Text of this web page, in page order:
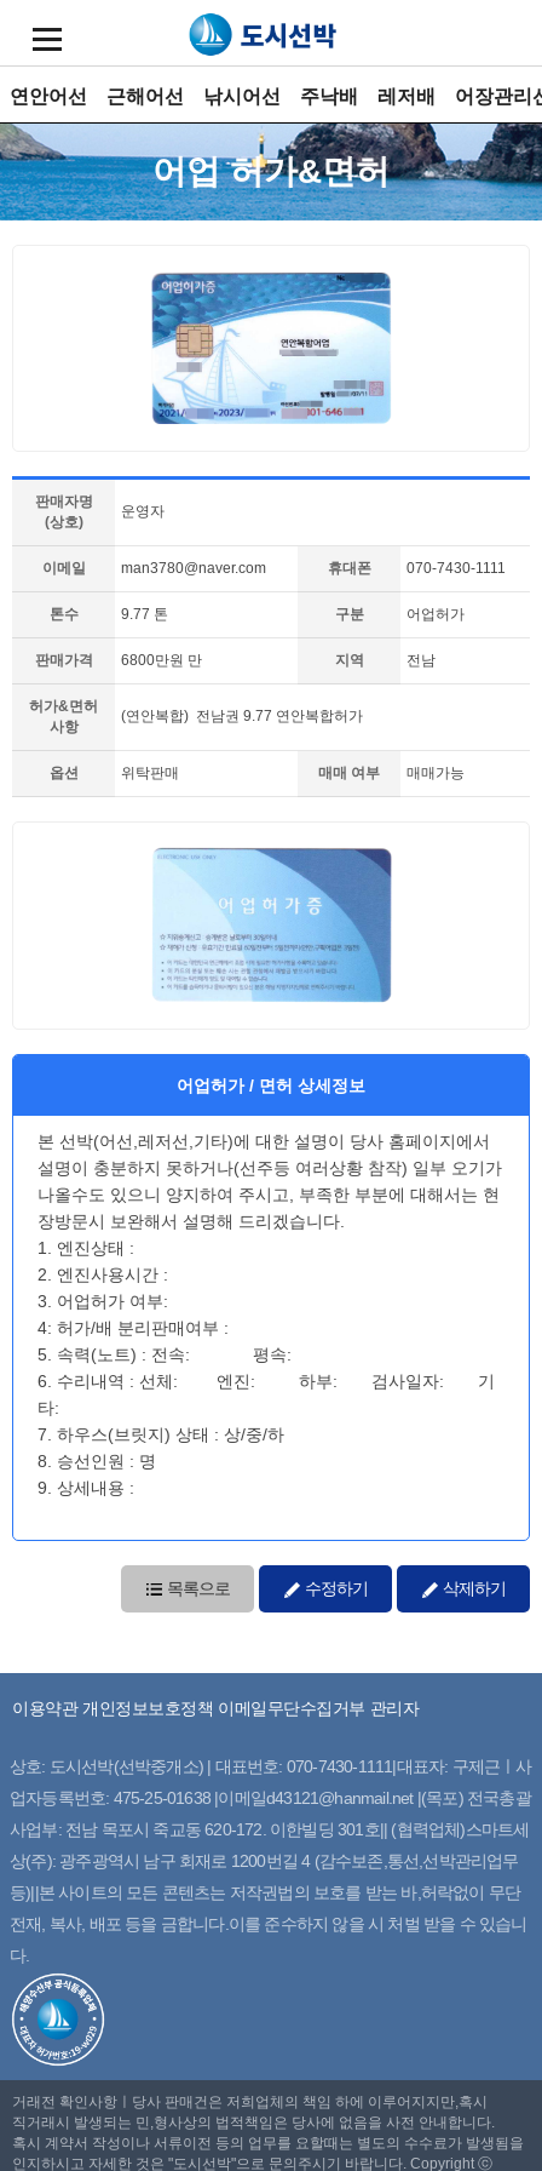
연안어선 근해어선 낚시어선 주낙배 레저배 어장관리
어업 허가&면허
판매자명
(상호)
운영자
이메일 man3780@naver.com 휴대폰 070-7430-1111
톤수 9.77 톤 구분 어업허가
판매가격 6800만원 만 지역 전남
허가&면허
사항
(연안복합) 전남권 9.77 연안복합허가
옵션 위탁판매 매매 여부 매매가능
어업허가 / 면허 상세정보
본 선박(어선,레저선,기타)에 대한 설명이 당사 홈페이지에서
설명이 충분하지 못하거나(선주등 여러상황 참작) 일부 오기가
나올수도 있으니 양지하여 주시고, 부족한 부분에 대해서는 현
장방문시 보완해서 설명해 드리겠습니다.
1. 엔진상태 :
2. 엔진사용시간 :
3. 어업허가 여부:
4: 허가/배 분리판매여부 :
5. 속력(노트) : 전속: 평속:
6. 수리내역 : 선체: 엔진: 하부: 검사일자: 기
타:
7. 하우스(브릿지) 상태 : 상/중/하
8. 승선인원 : 명
9. 상세내용 :
목록으로 수정하기 삭제하기
이용약관 개인정보보호정책 이메일무단수집거부 관리자
상호: 도시선박(선박중개소) | 대표번호: 070-7430-1111|대표자: 구제근ㅣ사
업자등록번호: 475-25-01638 |이메일d43121@hanmail.net |(목포) 전국총괄
사업부: 전남 목포시 죽교동 620-172. 이한빌딩 301호|| (협력업체)스마트세
상(주): 광주광역시 남구 회재로 1200번길 4 (감수보존,통선,선박관리업무
등)||본 사이트의 모든 콘텐츠는 저작권법의 보호를 받는 바,허락없이 무단
전재, 복사, 배포 등을 금합니다.이를 준수하지 않을 시 처벌 받을 수 있습니
다.
거래전 확인사항ㅣ당사 판매건은 저희업체의 책임 하에 이루어지지만,혹시
직거래시 발생되는 민,형사상의 법적책임은 당사에 없음을 사전 안내합니다.
혹시 계약서 작성이나 서류이전 등의 업무를 요할때는 별도의 수수료가 발생됨을
인지하시고 자세한 것은 "도시선박"으로 문의주시기 바랍니다. Copyright ⓒ